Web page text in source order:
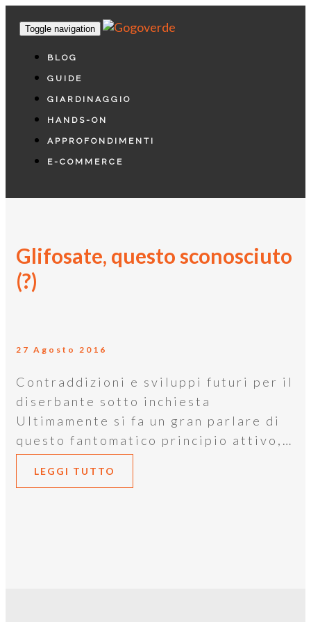
Toggle navigation
BLOG
GUIDE
GIARDINAGGIO
HANDS-ON
APPROFONDIMENTI
E-COMMERCE
Glifosate, questo sconosciuto
(?)
27 Agosto 2016
Contraddizioni e sviluppi futuri per il
diserbante sotto inchiesta
Ultimamente si fa un gran parlare di
questo fantomatico principio attivo,…
LEGGI TUTTO